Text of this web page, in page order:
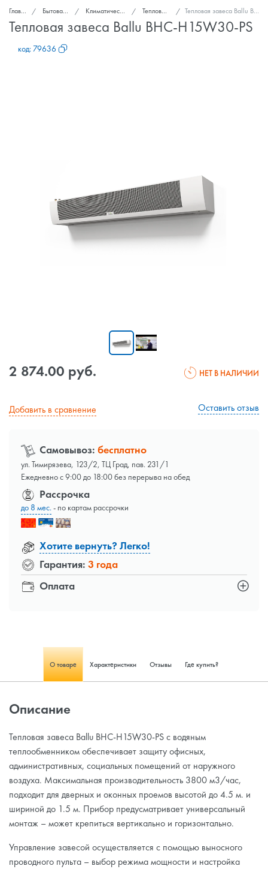
Главная Бытовая техника Климатическая техника Тепловые завесы Тепловая завеса Ballu BHC-H15W30-PS
Тепловая завеса Ballu BHC-H15W30-PS
код: 79636
2 874.00 руб. НЕТ В НАЛИЧИИ
Добавить в сравнение Оставить отзыв
Самовывоз: бесплатно
ул. Тимирязева, 123/2, ТЦ Град, пав. 231/1
Ежедневно с 9:00 до 18:00 без перерыва на обед
Оплата
Рассрочка
до 8 мес.- по картам рассрочки
Хотите вернуть? Легко!
Гарантия: 3 года
О товаре Характеристики Отзывы Где купить?
Описание
Тепловая завеса Ballu BHC-H15W30-PS с водяным
теплообменником обеспечивает защиту офисных,
административных, социальных помещений от наружного
воздуха. Максимальная производительность 3800 м3/час,
подходит для дверных и оконных проемов высотой до 4.5 м. и
шириной до 1.5 м. Прибор предусматривает универсальный
монтаж – может крепиться вертикально и горизонтально.
Управление завесой осуществляется с помощью выносного
проводного пульта – выбор режима мощности и настройка